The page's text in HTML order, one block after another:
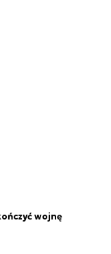
wojnę